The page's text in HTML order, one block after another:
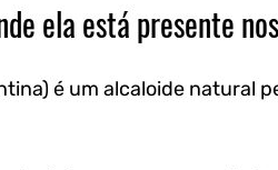
ela está presente
é um alcaloide natural